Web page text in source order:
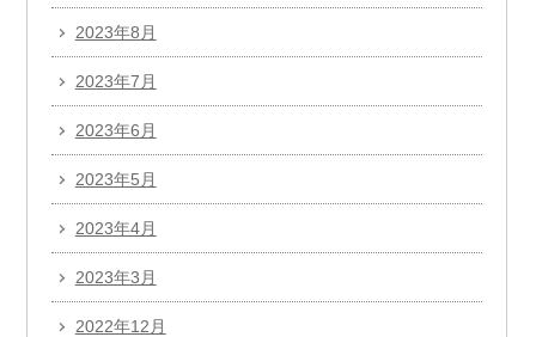
2023年8月
2023年7月
2023年6月
2023年5月
2023年4月
2023年3月
2022年12月